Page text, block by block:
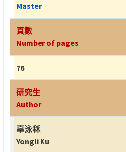
Master
頁數
Number of pages
76
研究生
Author
辜泳秝
Yongli Ku